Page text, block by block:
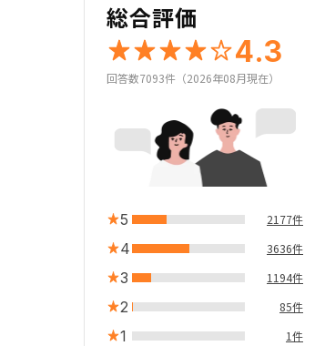
総合評価
4.3
回答数7093件（2026年08月現在）
5 2177件
4 3636件
3 1194件
2 85件
1 1件